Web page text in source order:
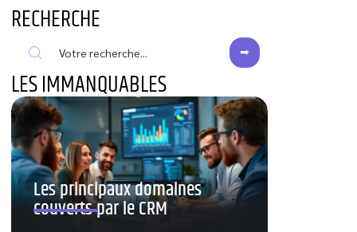
RECHERCHE
LES IMMANQUABLES
Les principaux domaines
couverts par le CRM